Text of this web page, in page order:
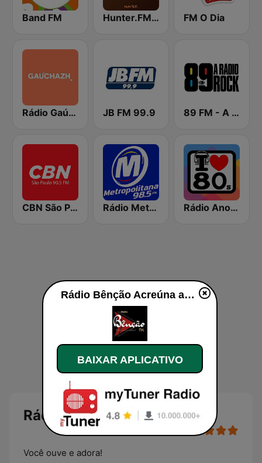
Band FM Hunter.FM - Sertanejo FM O Dia
Rádio Gaúcha ZH JB FM 99.9 89 FM - A Rádio Rock
CBN São Paulo Rádio Metropolitana 98.5 FM Rádio Anos 80
Rádio Bênção Acreúna
Você ouve e adora!
Rádio Bênção Acreúna ao vivo
BAIXAR APLICATIVO